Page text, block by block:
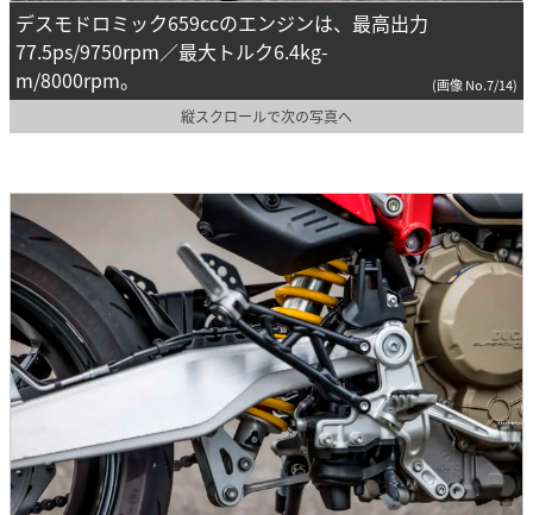
デスモドロミック659ccのエンジンは、最高出力
77.5ps/9750rpm／最大トルク6.4kg-
m/8000rpm。
(画像 No.7/14)
縦スクロールで次の写真へ